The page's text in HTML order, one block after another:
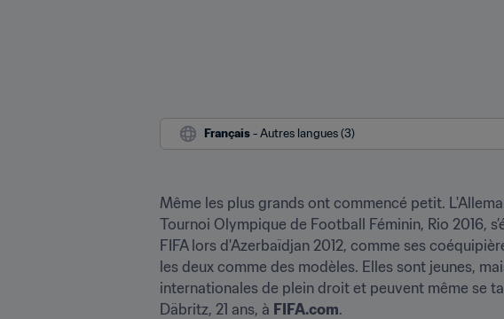
Français - Autres langues (3)
Même les plus grands ont commencé petit.
Tournoi Olympique de Football Féminin, Rio 2016,
FIFA lors d'Azerbaïdjan 2012, comme ses
les deux comme des modèles. Elles sont jeunes,
internationales de plein droit et peuvent même se
Däbritz, 21 ans, à FIFA.com.